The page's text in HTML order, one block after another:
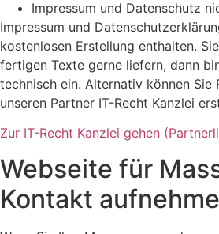
Impressum und Datenschutz
Impressum und
kostenlosen Erstellung enthalten.
fertigen Texte gerne liefern, dann
technisch ein. Alternativ können Sie
unseren Partner IT-Recht Kanzlei
Zur IT-Recht Kanzlei gehen
Webseite für
Kontakt